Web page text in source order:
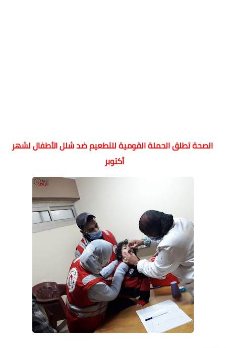
الصحة تطلق الحملة القومية للتطعيم ضد شلل الأطفال لشهر
أكتوبر